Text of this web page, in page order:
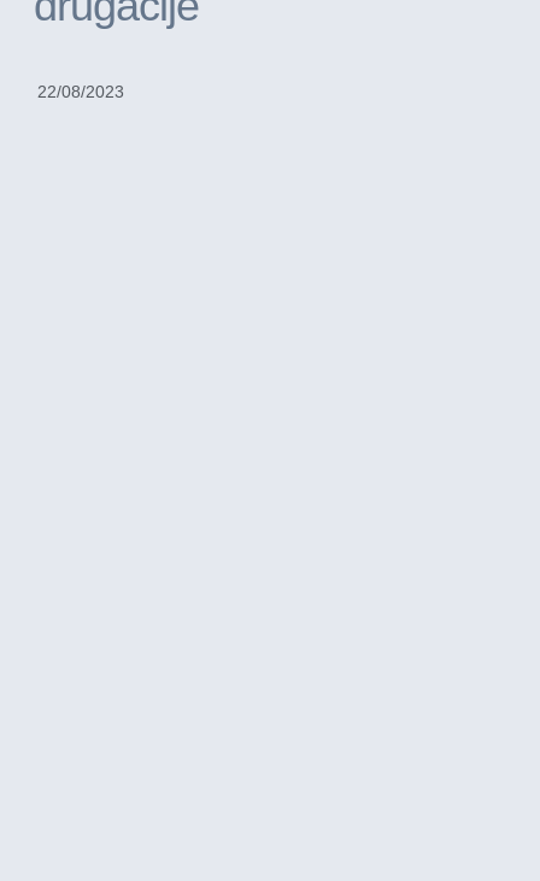
22/08/2023